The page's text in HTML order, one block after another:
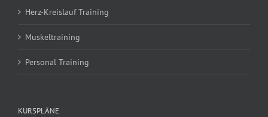
Herz-Kreislauf Training
Muskeltraining
Personal Training
KURSPLÄNE